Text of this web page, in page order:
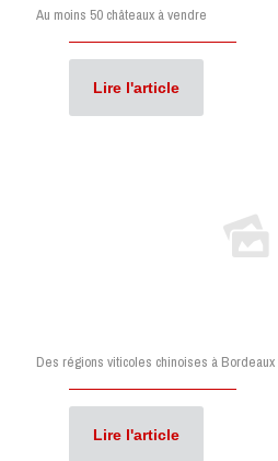
Au moins 50 châteaux à vendre
Lire l'article
Des régions viticoles chinoises à
Lire l'article